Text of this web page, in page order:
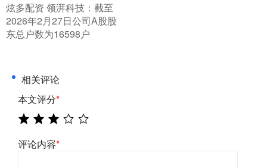
​炫多配资 领湃科技：截至
2026年2月27日公司A股股
东总户数为16598户
相关评论
本文评分*
评论内容*